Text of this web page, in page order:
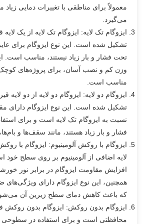
معمولاً برای مناطقی با تغییرات دمایی زیاد
می‌گیرد.
ایزوگام تک لایه: ایزوگام تک لایه از یک لایه
تشکیل شده است. این نوع ایزوگام برای
تحت فشار و بار زیاد نیستند، مناسب است.
وزن کم و نصب آسان، برای پروژه‌های کوچک
مناسب است.
ایزوگام دو لایه: ایزوگام دو لایه از دو لایه
تشکیل شده است. این نوع ایزوگام دارای
نسبت به ایزوگام تک لایه است و برای
فشار و بار زیاد هستند، مانند سقف‌ها و
ایزوگام با روکش آلومینیوم: ایزوگام با
لایه اضافی از آلومینیوم بر روی سطح
همچنین، این نوع ایزوگام دارای ویژگی‌های
که باعث کاهش دمای سطح زیرین آن
ایزوگام بدون روکش: ایزوگام بدون روکش
محافظتی است و برای استفاده در سطوحی